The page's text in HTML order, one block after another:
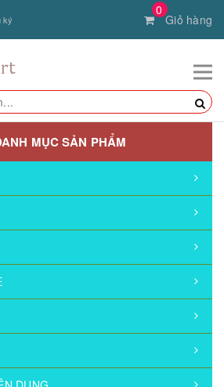
0
Giỏ hàng
ký
MỤC SẢN PHẨM